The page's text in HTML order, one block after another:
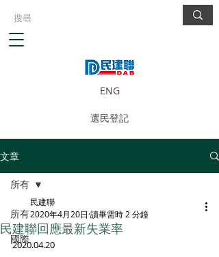
ENG
選民登記
文章
所有
國際
所有
民建聯回應最新失業率
民建聯
2020年4月20日 讀畢需時 2 分鐘
2020.04.20